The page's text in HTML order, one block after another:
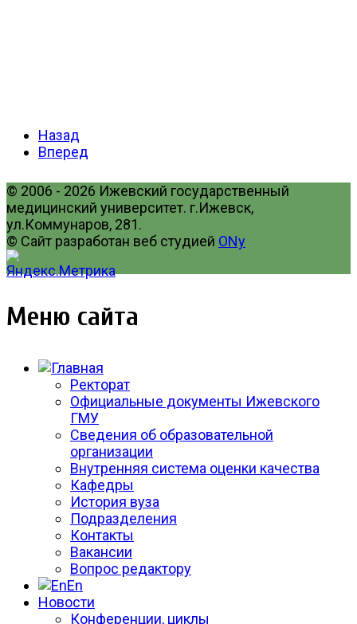
Назад
Вперед
© 2006 - 2026 Ижевский государственный
медицинский университет. г.Ижевск,
ул.Коммунаров, 281.
© Сайт разработан веб студией ONy
Меню сайта
Ректорат
Официальные документы Ижевского
ГМУ
Сведения об образовательной
организации
Внутренняя система оценки качества
Кафедры
История вуза
Подразделения
Контакты
Вакансии
Вопрос редактору
En
Новости
Конференции, циклы